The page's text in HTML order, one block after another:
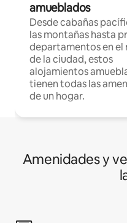
amueblados
Desde cabañas
las montañas hasta
departamentos en el
de la ciudad, estos
alojamientos
tienen todas las
de un hogar.
Amenidades y